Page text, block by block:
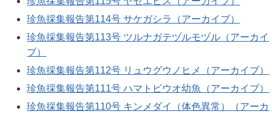
珍魚採集報告第114号 サケガシラ（アーカイブ）
珍魚採集報告第113号 ツルナガテヅルモヅル（アーカイ
ブ）
珍魚採集報告第112号 リュウグウノヒメ（アーカイブ）
珍魚採集報告第111号 ハマトビウオ幼魚（アーカイブ）
珍魚採集報告第110号 キンメダイ（体色異常）（アーカ